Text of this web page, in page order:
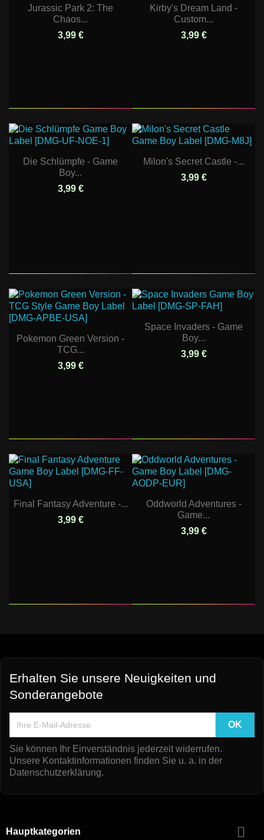
Jurassic Park 2: The
Chaos...
3,99 €
Kirby's Dream Land -
Custom...
3,99 €
Die Schlümpfe - Game
Boy...
3,99 €
Milon's Secret Castle -...
3,99 €
Pokemon Green Version -
TCG...
3,99 €
Space Invaders - Game
Boy...
3,99 €
Final Fantasy Adventure -...
3,99 €
Oddworld Adventures -
Game...
3,99 €
Erhalten Sie unsere Neuigkeiten und
Sonderangebote
Sie können Ihr Einverständnis jederzeit widerrufen.
Unsere Kontaktinformationen finden Sie u. a. in der
Datenschutzerklärung.
Hauptkategorien 